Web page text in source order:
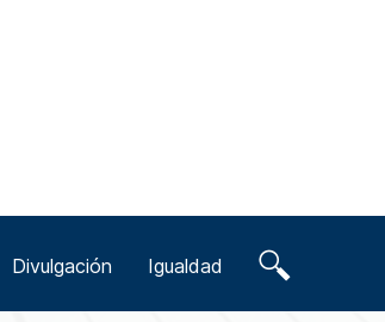
Divulgación Igualdad